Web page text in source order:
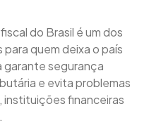
do Brasil é um dos
quem deixa o país
garante segurança
e evita problemas
instituições financeiras